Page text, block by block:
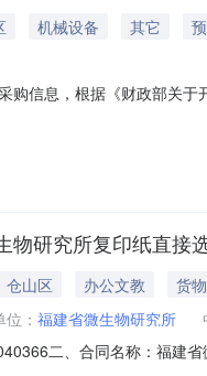
机械设备 其它
购信息，根据《财政部关
温1.1352002026年07月无
物研究所复印纸直接
仓山区 办公文教
货物
： 福建省微生物研究所
二、合同名称：福建